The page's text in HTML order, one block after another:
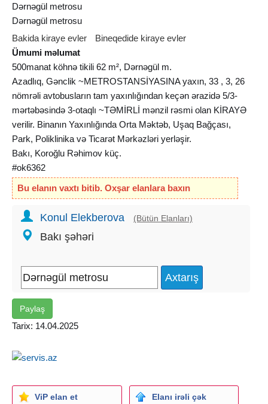
Dərnəgül metrosu
Dərnəgül metrosu
Bakida kiraye evler
Bineqedide kiraye evler
Ümumi məlumat
500manat köhnə tikili 62 m², Dərnəgül m.
Azadlıq, Gənclik ~METROSTANSİYASINA yaxın, 33 , 3, 26
nömrəli avtobusların tam yaxınlığından keçən ərazidə 5/3-
mərtəbəsində 3-otaqlı ~TƏMİRLİ mənzil rəsmi olan KİRAYƏ
verilir. Binanın Yaxınlığında Orta Məktəb, Uşaq Bağçası,
Park, Poliklinika və Ticarət Mərkəzləri yerləşir.
Bakı, Koroğlu Rəhimov küç.
#ok6362
100azn offis haqqı
Bu elanın vaxtı bitib. Oxşar elanlara baxın
Konul Elekberova (Bütün Elanları)
Bakı şəhəri
Paylaş
Tarix: 14.04.2025
ViP elan et Elanı irəli çək